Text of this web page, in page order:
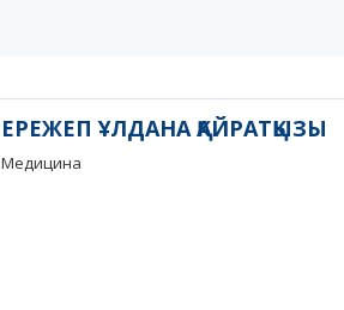
ЕРЕЖЕП ҰЛДАНА ҚАЙРАТҚЫЗЫ
Медицина